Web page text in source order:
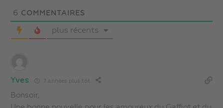
6 COMMENTAIRES
plus récents
Yves 7 années plus tôt
Bonsoir,